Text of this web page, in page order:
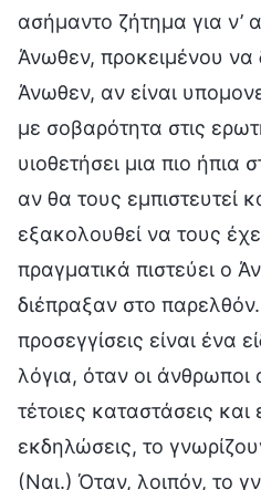
ασήμαντο ζήτημα για ν’
Άνωθεν, προκειμένου να
Άνωθεν, αν είναι
με σοβαρότητα στις
υιοθετήσει μια πιο ήπια
αν θα τους εμπιστευτεί
εξακολουθεί να τους
πραγματικά πιστεύει ο
διέπραξαν στο
προσεγγίσεις είναι ένα
λόγια, όταν οι άνθρωποι
τέτοιες καταστάσεις και
εκδηλώσεις, το
(Ναι.) Όταν, λοιπόν, το